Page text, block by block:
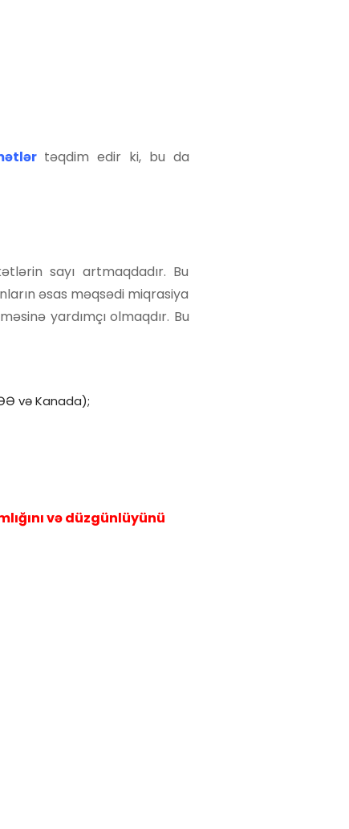
təqdim edir ki, bu da
sayı artmaqdadır. Bu
əsas məqsədi miqrasiya
yardımçı olmaqdır. Bu
və Kanada);
və düzgünlüyünü